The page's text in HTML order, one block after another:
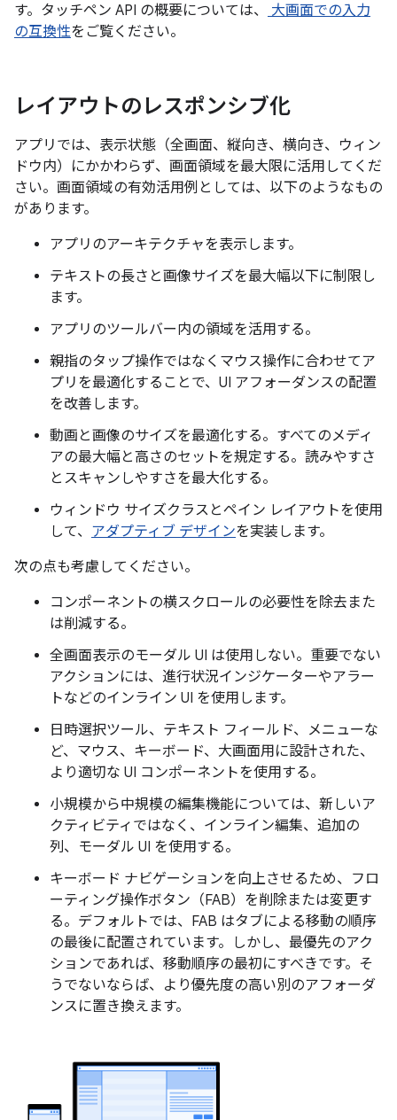
す。タッチペン API の概要については、
大画面での入力
の互換性をご覧ください。
レイアウトのレスポンシブ化
アプリでは、表示状態（全画面、縦向き、横向き、ウィン
ドウ内）にかかわらず、画面領域を最大限に活用してくだ
さい。画面領域の有効活用例としては、以下のようなもの
があります。
アプリのアーキテクチャを表示します。
テキストの長さと画像サイズを最大幅以下に制限し
ます。
アプリのツールバー内の領域を活用する。
親指のタップ操作ではなくマウス操作に合わせてア
プリを最適化することで、UI アフォーダンスの配置
を改善します。
動画と画像のサイズを最適化する。すべてのメディ
アの最大幅と高さのセットを規定する。読みやすさ
とスキャンしやすさを最大化する。
ウィンドウ サイズクラスとペイン レイアウトを使用
して、 アダプティブ デザインを実装します。
次の点も考慮してください。
コンポーネントの横スクロールの必要性を除去また
は削減する。
全画面表示のモーダル UI は使用しない。重要でない
アクションには、進行状況インジケーターやアラー
トなどのインライン UI を使用します。
日時選択ツール、テキスト フィールド、メニューな
ど、マウス、キーボード、大画面用に設計された、
より適切な UI コンポーネントを使用する。
小規模から中規模の編集機能については、新しいア
クティビティではなく、インライン編集、追加の
列、モーダル UI を使用する。
キーボード ナビゲーションを向上させるため、フロ
ーティング操作ボタン（FAB）を削除または変更す
る。デフォルトでは、FAB はタブによる移動の順序
の最後に配置されています。しかし、最優先のアク
ションであれば、移動順序の最初にすべきです。そ
うでないならば、より優先度の高い別のアフォーダ
ンスに置き換えます。